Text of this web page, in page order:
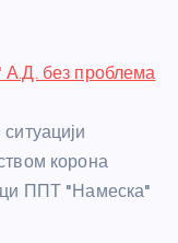
e
e
без проблема
корона
ППТ "Намеска"